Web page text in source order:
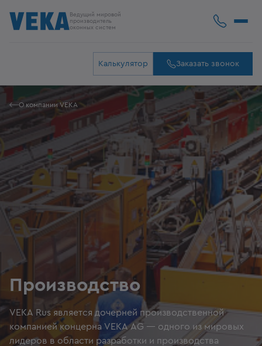
Ведущий мировой
производитель
оконных систем
Калькулятор Заказать звонок
О компании VEKA
Производство
VEKA Rus является дочерней производственной
компанией концерна VEKA AG — одного из мировых
лидеров в области разработки и производства